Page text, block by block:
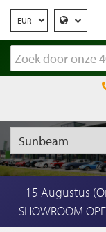
15 Augustus
SHOWROOM